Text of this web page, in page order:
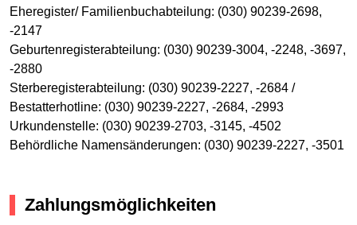
Eheregister/ Familienbuchabteilung: (030) 90239-2698,
-2147
Geburtenregisterabteilung: (030) 90239-3004, -2248, -3697,
-2880
Sterberegisterabteilung: (030) 90239-2227, -2684 /
Bestatterhotline: (030) 90239-2227, -2684, -2993
Urkundenstelle: (030) 90239-2703, -3145, -4502
Behördliche Namensänderungen: (030) 90239-2227, -3501
Zahlungsmöglichkeiten